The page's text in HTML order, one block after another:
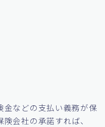
金などの支払い義務が保
会社の承諾すれば、